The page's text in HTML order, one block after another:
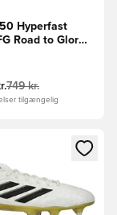
Hyperfast
Road to Glory -
749 kr.
tilgængelig
dig som
Modal til at logge